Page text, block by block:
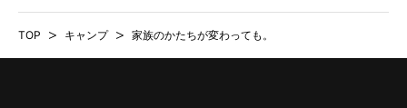
TOP > キャンプ > 家族のかたちが変わっても。